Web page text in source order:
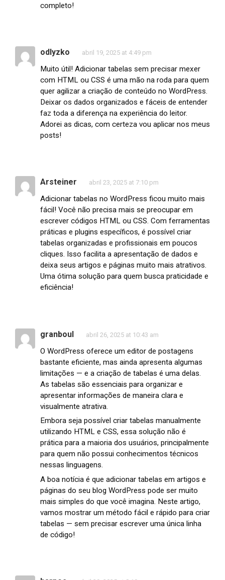
completo!
odlyzko abril 19, 2025 at 4:49 pm
Muito útil! Adicionar tabelas sem precisar mexer
com HTML ou CSS é uma mão na roda para quem
quer agilizar a criação de conteúdo no WordPress.
Deixar os dados organizados e fáceis de entender
faz toda a diferença na experiência do leitor.
Adorei as dicas, com certeza vou aplicar nos meus
posts!
Arsteiner abril 23, 2025 at 7:10 pm
Adicionar tabelas no WordPress ficou muito mais
fácil! Você não precisa mais se preocupar em
escrever códigos HTML ou CSS. Com ferramentas
práticas e plugins específicos, é possível criar
tabelas organizadas e profissionais em poucos
cliques. Isso facilita a apresentação de dados e
deixa seus artigos e páginas muito mais atrativos.
Uma ótima solução para quem busca praticidade e
eficiência!
granboul abril 26, 2025 at 10:43 am
O WordPress oferece um editor de postagens
bastante eficiente, mas ainda apresenta algumas
limitações — e a criação de tabelas é uma delas.
As tabelas são essenciais para organizar e
apresentar informações de maneira clara e
visualmente atrativa.
Embora seja possível criar tabelas manualmente
utilizando HTML e CSS, essa solução não é
prática para a maioria dos usuários, principalmente
para quem não possui conhecimentos técnicos
nessas linguagens.
A boa notícia é que adicionar tabelas em artigos e
páginas do seu blog WordPress pode ser muito
mais simples do que você imagina. Neste artigo,
vamos mostrar um método fácil e rápido para criar
tabelas — sem precisar escrever uma única linha
de código!